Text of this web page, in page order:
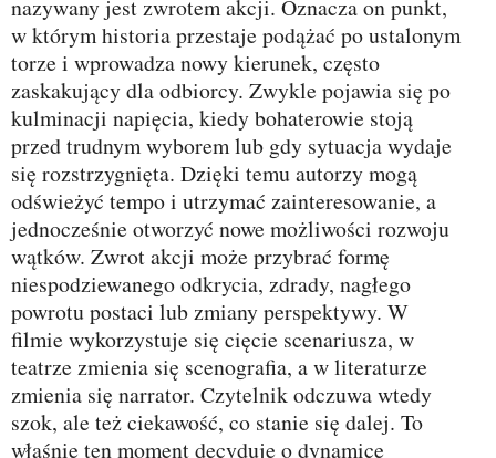
nazywany jest zwrotem akcji. Oznacza on punkt,
w którym historia przestaje podążać po ustalonym
torze i wprowadza nowy kierunek, często
zaskakujący dla odbiorcy. Zwykle pojawia się po
kulminacji napięcia, kiedy bohaterowie stoją
przed trudnym wyborem lub gdy sytuacja wydaje
się rozstrzygnięta. Dzięki temu autorzy mogą
odświeżyć tempo i utrzymać zainteresowanie, a
jednocześnie otworzyć nowe możliwości rozwoju
wątków. Zwrot akcji może przybrać formę
niespodziewanego odkrycia, zdrady, nagłego
powrotu postaci lub zmiany perspektywy. W
filmie wykorzystuje się cięcie scenariusza, w
teatrze zmienia się scenografia, a w literaturze
zmienia się narrator. Czytelnik odczuwa wtedy
szok, ale też ciekawość, co stanie się dalej. To
właśnie ten moment decyduje o dynamice